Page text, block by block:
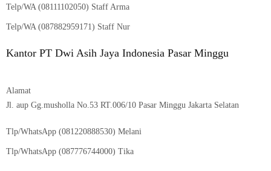
Telp/WA (08111102050) Staff Arma
Telp/WA (087882959171) Staff Nur
Kantor PT Dwi Asih Jaya Indonesia Pasar Minggu
Alamat
Jl. aup Gg.musholla No.53 RT.006/10 Pasar Minggu Jakarta Selatan
Tlp/WhatsApp (081220888530) Melani
Tlp/WhatsApp (087776744000) Tika